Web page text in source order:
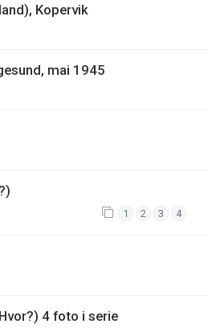
Kopervik
mai 1945
1 2 3 4
4 foto i serie